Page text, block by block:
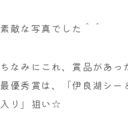
素敵な写真でした＾＾
ちなみにこれ、賞品があっ
最優秀賞は、「伊良湖シ
入り」狙い☆